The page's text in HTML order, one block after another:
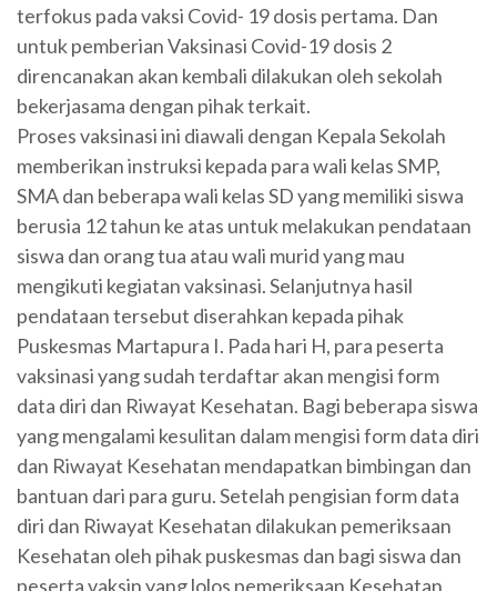
terfokus pada vaksi Covid- 19 dosis pertama. Dan
untuk pemberian Vaksinasi Covid-19 dosis 2
direncanakan akan kembali dilakukan oleh sekolah
bekerjasama dengan pihak terkait.
Proses vaksinasi ini diawali dengan Kepala Sekolah
memberikan instruksi kepada para wali kelas SMP,
SMA dan beberapa wali kelas SD yang memiliki siswa
berusia 12 tahun ke atas untuk melakukan pendataan
siswa dan orang tua atau wali murid yang mau
mengikuti kegiatan vaksinasi. Selanjutnya hasil
pendataan tersebut diserahkan kepada pihak
Puskesmas Martapura I. Pada hari H, para peserta
vaksinasi yang sudah terdaftar akan mengisi form
data diri dan Riwayat Kesehatan. Bagi beberapa siswa
yang mengalami kesulitan dalam mengisi form data diri
dan Riwayat Kesehatan mendapatkan bimbingan dan
bantuan dari para guru. Setelah pengisian form data
diri dan Riwayat Kesehatan dilakukan pemeriksaan
Kesehatan oleh pihak puskesmas dan bagi siswa dan
peserta vaksin yang lolos pemeriksaan Kesehatan